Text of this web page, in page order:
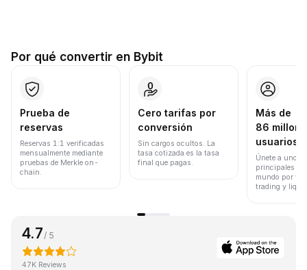
Por qué convertir en Bybit
Prueba de
reservas
Reservas 1:1 verificadas
mensualmente mediante
pruebas de Merkle on-
chain.
Cero tarifas por
conversión
Sin cargos ocultos. La
tasa cotizada es la tasa
final que pagas.
Más de
86
usuarios
Únete a uno
principales
mundo por
trading y
4.7/ 5
47K Reviews